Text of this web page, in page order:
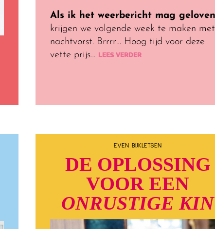
Als ik het weerbericht mag geloven
krijgen we volgende week te maken met
nachtvorst. Brrrr… Hoog tijd voor deze
vette prijs… LEES VERDER
EVEN BIJKLETSEN
DE OPLOSSING
VOOR EEN
ONRUSTIGE KIN